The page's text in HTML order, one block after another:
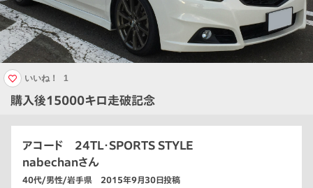
購入後15000キロ走破記念
いいね！ 1
アコード 24TL・SPORTS STYLE
nabechanさん
40代/男性/岩手県 2015年9月30日投稿